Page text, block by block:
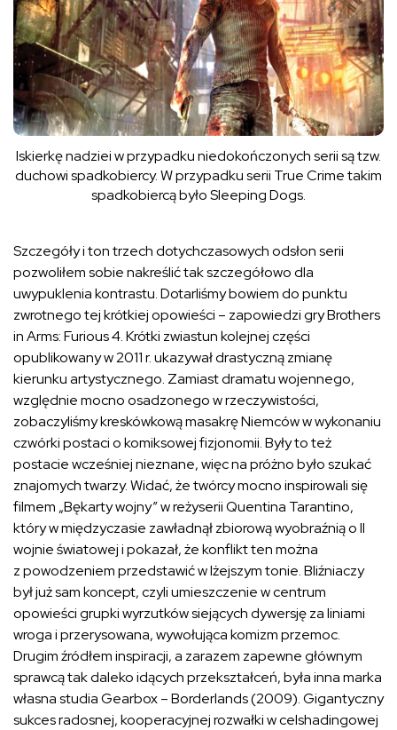
Iskierkę nadziei w przypadku niedokończonych serii są tzw.
duchowi spadkobiercy. W przypadku serii True Crime takim
spadkobiercą było Sleeping Dogs.
Szczegóły i ton trzech dotychczasowych odsłon serii
pozwoliłem sobie nakreślić tak szczegółowo dla
uwypuklenia kontrastu. Dotarliśmy bowiem do punktu
zwrotnego tej krótkiej opowieści – zapowiedzi gry Brothers
in Arms: Furious 4. Krótki zwiastun kolejnej części
opublikowany w 2011 r. ukazywał drastyczną zmianę
kierunku artystycznego. Zamiast dramatu wojennego,
względnie mocno osadzonego w rzeczywistości,
zobaczyliśmy kreskówkową masakrę Niemców w wykonaniu
czwórki postaci o komiksowej fizjonomii. Były to też
postacie wcześniej nieznane, więc na próżno było szukać
znajomych twarzy. Widać, że twórcy mocno inspirowali się
filmem „Bękarty wojny” w reżyserii Quentina Tarantino,
który w międzyczasie zawładnął zbiorową wyobraźnią o II
wojnie światowej i pokazał, że konflikt ten można
z powodzeniem przedstawić w lżejszym tonie. Bliźniaczy
był już sam koncept, czyli umieszczenie w centrum
opowieści grupki wyrzutków siejących dywersję za liniami
wroga i przerysowana, wywołująca komizm przemoc.
Drugim źródłem inspiracji, a zarazem zapewne głównym
sprawcą tak daleko idących przekształceń, była inna marka
własna studia Gearbox – Borderlands (2009). Gigantyczny
sukces radosnej, kooperacyjnej rozwałki w celshadingowej